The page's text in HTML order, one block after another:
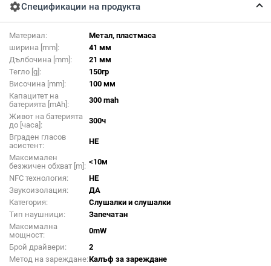
settingsСпецификации на продукта
Материал:
Метал, пластмаса
ширина [mm]:
41 мм
Дълбочина [mm]:
21 мм
Тегло [g]:
150гр
Височина [mm]:
100 мм
Капацитет на
батерията [mAh]:
300 mah
Живот на батерията
до [часа]:
300ч
Вграден гласов
асистент:
НЕ
Максимален
безжичен обхват [m]: <10м
NFC технология:
НЕ
Звукоизолация:
ДА
Категория:
Слушалки и слушалки
Тип наушници:
Запечатан
Максимална
мощност:
0mW
Брой драйвери:
2
Метод на зареждане:Калъф за зареждане